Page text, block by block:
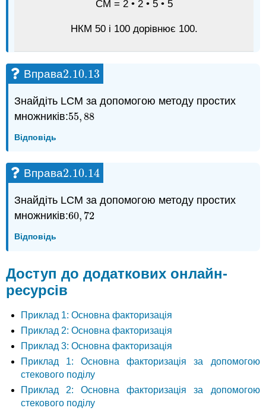
СМ = 2 • 2 • 5 • 5
НКМ 50 і 100 дорівнює 100.
Вправа2.10.13
2.10.13
Знайдіть LCM за допомогою методу простих
множників:55, 88
55, 88
Відповідь
Вправа2.10.14
2.10.14
Знайдіть LCM за допомогою методу простих
множників:60, 72
60, 72
Відповідь
Доступ до додаткових онлайн-
ресурсів
Приклад 1: Основна факторизація
Приклад 2: Основна факторизація
Приклад 3: Основна факторизація
Приклад 1: Основна факторизація за допомогою
стекового поділу
Приклад 2: Основна факторизація за допомогою
стекового поділу